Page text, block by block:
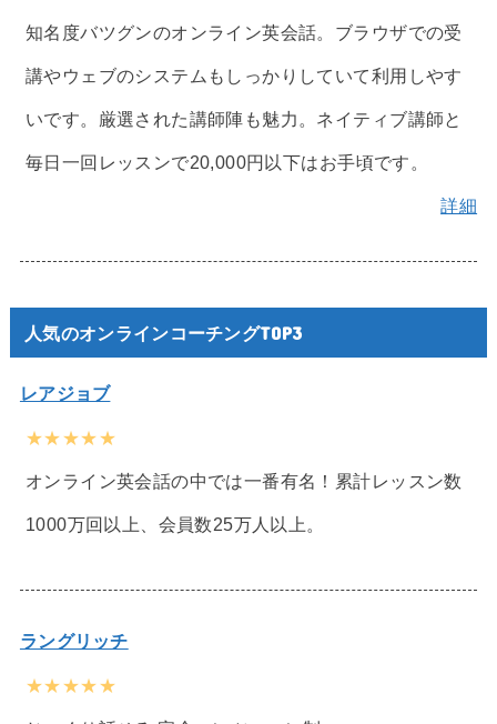
知名度バツグンのオンライン英会話。ブラウザでの受
講やウェブのシステムもしっかりしていて利用しやす
いです。厳選された講師陣も魅力。ネイティブ講師と
毎日一回レッスンで20,000円以下はお手頃です。
詳細
人気のオンラインコーチングTOP3
レアジョブ
★★★★★
オンライン英会話の中では一番有名！累計レッスン数
1000万回以上、会員数25万人以上。
ラングリッチ
★★★★★